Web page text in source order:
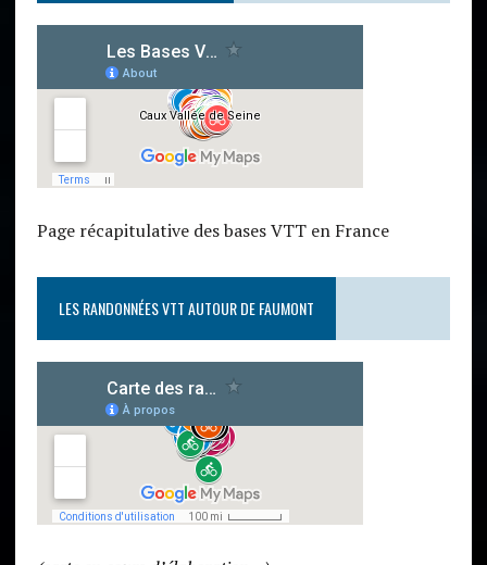
Page récapitulative des bases VTT en France
LES RANDONNÉES VTT AUTOUR DE FAUMONT